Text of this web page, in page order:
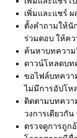
เพิ่มและแชร์ ผ
ตั้งคำถามให้นั
ร่วมตอบ ให้ค
ค้นหาบทความ
ดาวน์โหลดบท
ขอไฟล์บทควา
ไม่มีการอัปโห
ติดตามบทควา
วงการเดียวกั
ตรวจดูการถูก